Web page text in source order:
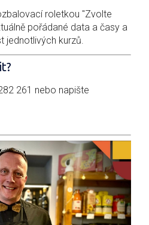
roletkou "Zvolte
pořádané data a časy a
jednotlivých kurzů.
261 nebo napište